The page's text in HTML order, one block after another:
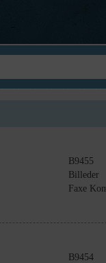
B9455
Billeder
Faxe
B9454